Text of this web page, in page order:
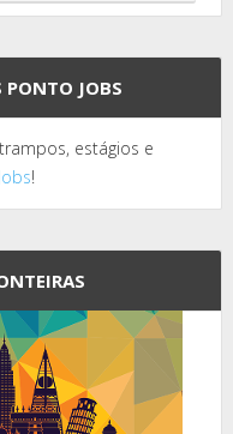
PONTO JOBS
estágios e
!